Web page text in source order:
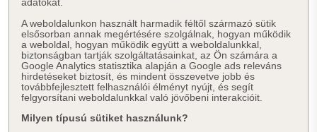
adatokat.
A weboldalunkon használt harmadik féltől származó sütik
elsősorban annak megértésére szolgálnak, hogyan működik
a weboldal, hogyan működik együtt a weboldalunkkal,
biztonságban tartják szolgáltatásainkat, az Ön számára a
Google Analytics statisztika alapján a Google ads releváns
hirdetéseket biztosít, és mindent összevetve jobb és
továbbfejlesztett felhasználói élményt nyújt, és segít
felgyorsítani weboldalunkkal való jövőbeni interakcióit.
Milyen típusú sütiket használunk?